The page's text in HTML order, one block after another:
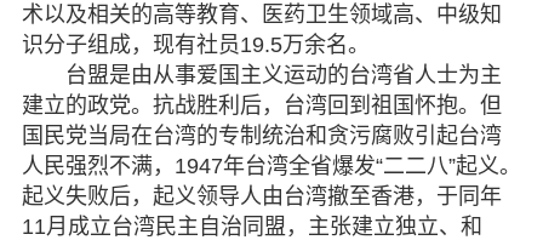
术以及相关的高等教育、医药卫生领域高、中级知
识分子组成，现有社员19.5万余名。
台盟是由从事爱国主义运动的台湾省人士为主
建立的政党。抗战胜利后，台湾回到祖国怀抱。但
国民党当局在台湾的专制统治和贪污腐败引起台湾
人民强烈不满，1947年台湾全省爆发“二二八”起义。
起义失败后，起义领导人由台湾撤至香港，于同年
11月成立台湾民主自治同盟，主张建立独立、和